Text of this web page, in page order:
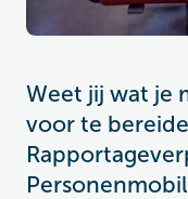
Weet jij wat je
voor te